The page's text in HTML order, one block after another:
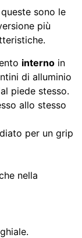
queste sono le
più
interno in
di alluminio
piede stesso.
allo stesso
per un grip
nella